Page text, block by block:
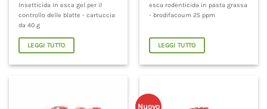
Insetticida in esca gel per il
controllo delle blatte - cartuccia
da 40 g
LEGGI TUTTO
esca rodenticida in pasta grassa
- brodifacoum 25 ppm
LEGGI TUTTO
Nuovo